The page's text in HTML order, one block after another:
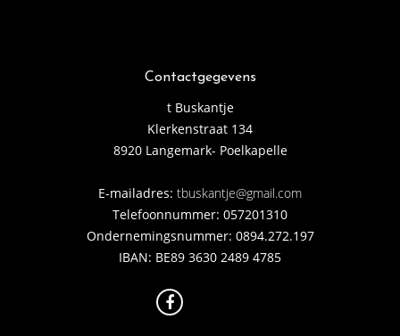
Contactgegevens
t Buskantje
Klerkenstraat 134
8920 Langemark- Poelkapelle
E-mailadres: tbuskantje@gmail.com
Telefoonnummer: 057201310
Ondernemingsnummer: 0894.272.197
IBAN: BE89 3630 2489 4785